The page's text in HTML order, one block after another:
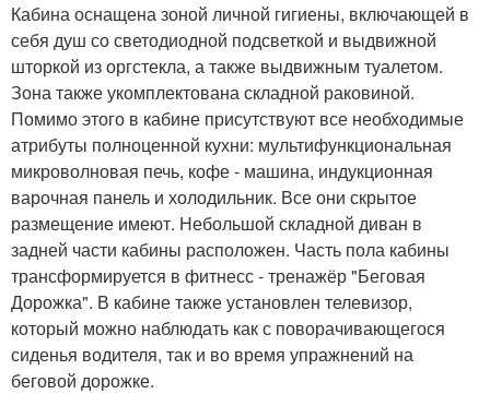
Кабина оснащена зоной личной гигиены, включающей в
себя душ со светодиодной подсветкой и выдвижной
шторкой из оргстекла, а также выдвижным туалетом.
Зона также укомплектована складной раковиной.
Помимо этого в кабине присутствуют все необходимые
атрибуты полноценной кухни: мультифункциональная
микроволновая печь, кофе - машина, индукционная
варочная панель и холодильник. Все они скрытое
размещение имеют. Небольшой складной диван в
задней части кабины расположен. Часть пола кабины
трансформируется в фитнесс - тренажёр "Беговая
Дорожка". В кабине также установлен телевизор,
который можно наблюдать как с поворачивающегося
сиденья водителя, так и во время упражнений на
беговой дорожке.